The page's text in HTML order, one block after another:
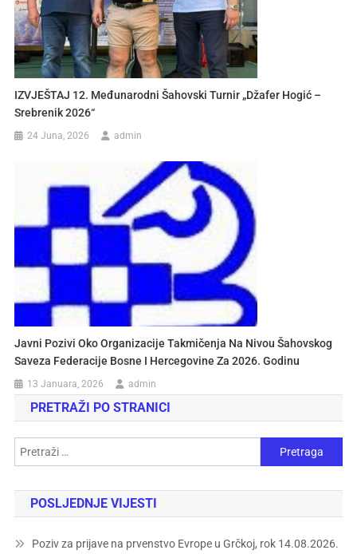
IZVJEŠTAJ 12. Međunarodni Šahovski Turnir „Džafer Hogić –
Srebrenik 2026“
24 Juna, 2026 admin
Javni Pozivi Oko Organizacije Takmičenja Na Nivou Šahovskog
Saveza Federacije Bosne I Hercegovine Za 2026. Godinu
13 Januara, 2026 admin
PRETRAŽI PO STRANICI
POSLJEDNJE VIJESTI
Poziv za prijave na prvenstvo Evrope u Grčkoj, rok 14.08.2026.